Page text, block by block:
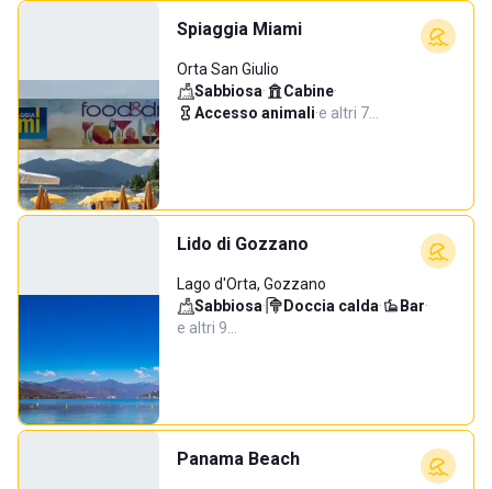
Spiaggia Miami
Orta San Giulio
Sabbiosa· Cabine·
Accesso animali·e altri 7…
Lido di Gozzano
Lago d'Orta, Gozzano
Sabbiosa· Doccia calda· Bar·
e altri 9…
Panama Beach